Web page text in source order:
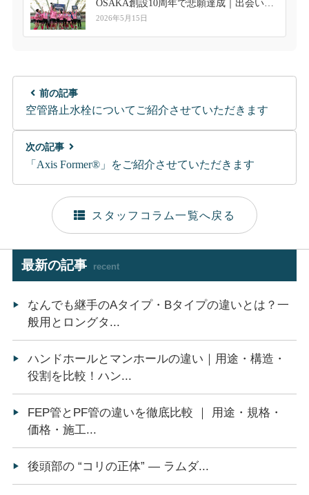
OSAKA創設10周年で悲願達成｜出会いが
繋いだ共和ゴムとのご縁
2026年5月15日
前の記事
空管路止水栓についてご紹介させていただきます
次の記事
「Axis Former®」をご紹介させていただきます
スタッフコラム一覧へ戻る
最新の記事 recent
なんでも継手のAタイプ・Bタイプの違いとは？一
般用とロングタ...
ハンドホールとマンホールの違い｜用途・構造・
役割を比較！ハン...
FEP管とPF管の違いを徹底比較 ｜ 用途・規格・
価格・施工...
後頭部の “コリの正体” ― ラムダ...